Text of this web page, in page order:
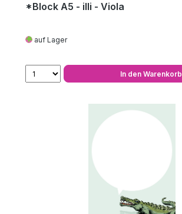
*Block A5 - illi - Viola
auf Lager
In den Warenkorb